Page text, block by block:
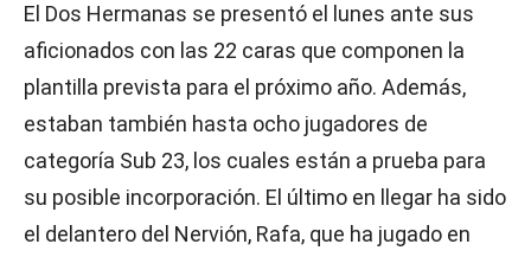
El Dos Hermanas se presentó el lunes ante sus
aficionados con las 22 caras que componen la
plantilla prevista para el próximo año. Además,
estaban también hasta ocho jugadores de
categoría Sub 23, los cuales están a prueba para
su posible incorporación. El último en llegar ha sido
el delantero del Nervión, Rafa, que ha jugado en